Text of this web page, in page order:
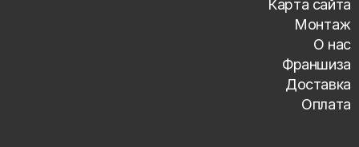
Карта сайта
Монтаж
О нас
Франшиза
Доставка
Оплата